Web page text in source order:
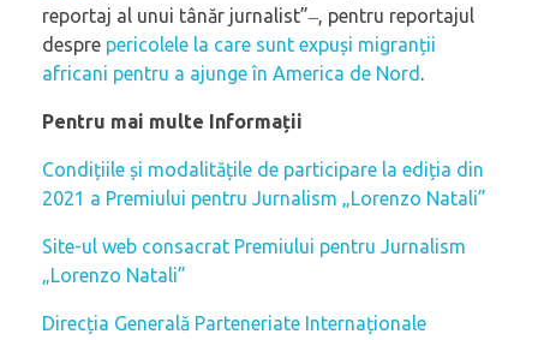
reportaj al unui tânăr jurnalist”‒, pentru reportajul
despre pericolele la care sunt expuși migranții
africani pentru a ajunge în America de Nord .
Pentru mai multe Informații
Condițiile și modalitățile de participare la ediția din
2021 a Premiului pentru Jurnalism „Lorenzo Natali”
Site-ul web consacrat Premiului pentru Jurnalism
„Lorenzo Natali”
Direcția Generală Parteneriate Internaționale